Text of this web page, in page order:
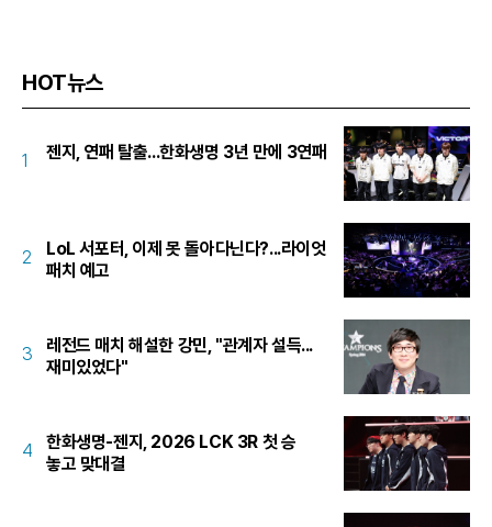
HOT뉴스
1 젠지, 연패 탈출...한화생명 3년 만에 3연패
2
LoL 서포터, 이제 못 돌아다닌다?...라이엇
패치 예고
3
레전드 매치 해설한 강민, "관계자 설득...
재미있었다"
4
한화생명-젠지, 2026 LCK 3R 첫 승
놓고 맞대결